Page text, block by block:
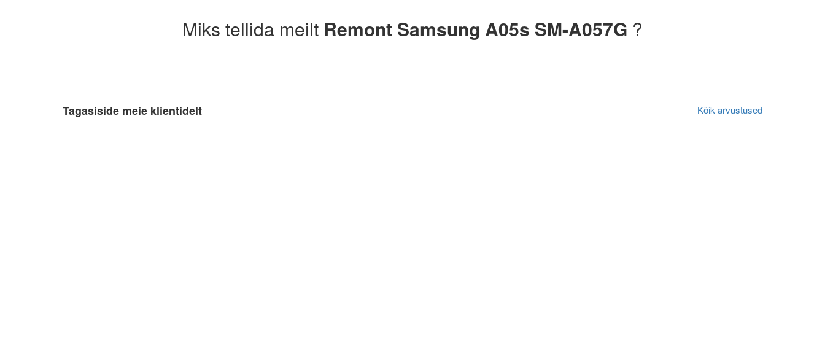
Miks tellida meilt Remont Samsung A05s SM-A057G ?
Tagasiside meie klientidelt Kõik arvustused